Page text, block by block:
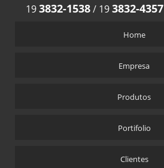
193832-1538/ 193832-4357
Home
Empresa
Produtos
Portifolio
Clientes